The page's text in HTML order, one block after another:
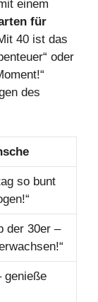
einem
für
40 ist das
oder
des
so bunt
der 30er –
genieße